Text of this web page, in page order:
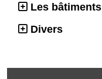
Les bâtiments
Divers